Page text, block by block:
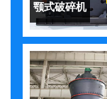
颚式破碎机